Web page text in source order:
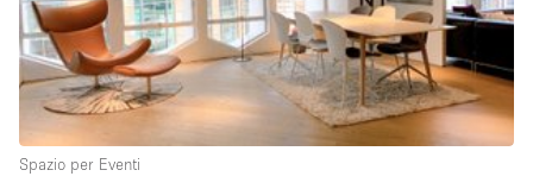
Imbarcazione
Magazzino
Negozio in centro commerciale
Spazio per Eventi